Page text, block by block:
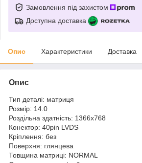
Замовлення під захистом
Доступна доставка
Опис Характеристики Доставка
Опис
Тип деталі: матриця
Розмір: 14.0
Роздільна здатність: 1366x768
Конектор: 40pin LVDS
Кріплення: без
Поверхня: глянцева
Товщина матриці: NORMAL